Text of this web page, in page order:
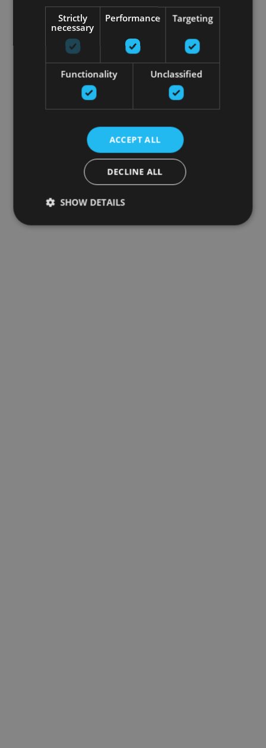
Strictly
necessary
Performance Targeting
Functionality Unclassified
ACCEPT ALL
DECLINE ALL
SHOW DETAILS